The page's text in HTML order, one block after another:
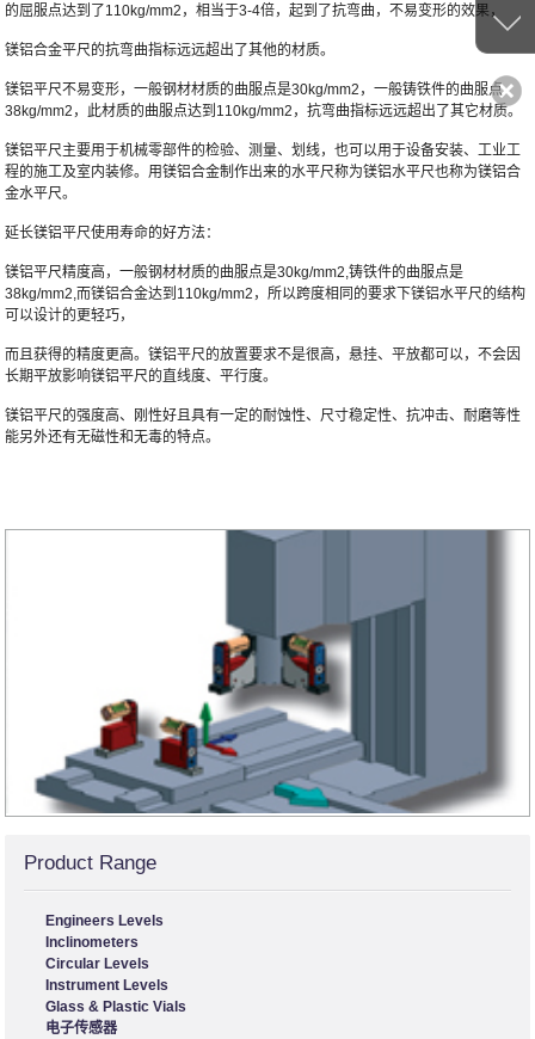
的屈服点达到了110kg/mm2，相当于3-4倍，起到了抗弯曲，不易变形的效果，
镁铝合金平尺的抗弯曲指标远远超出了其他的材质。
镁铝平尺不易变形，一般钢材材质的曲服点是30kg/mm2，一般铸铁件的曲服点
38kg/mm2，此材质的曲服点达到110kg/mm2，抗弯曲指标远远超出了其它材质。
镁铝平尺主要用于机械零部件的检验、测量、划线，也可以用于设备安装、工业工
程的施工及室内装修。用镁铝合金制作出来的水平尺称为镁铝水平尺也称为镁铝合
金水平尺。
延长镁铝平尺使用寿命的好方法：
镁铝平尺精度高，一般钢材材质的曲服点是30kg/mm2,铸铁件的曲服点是
38kg/mm2,而镁铝合金达到110kg/mm2，所以跨度相同的要求下镁铝水平尺的结构
可以设计的更轻巧，
而且获得的精度更高。镁铝平尺的放置要求不是很高，悬挂、平放都可以，不会因
长期平放影响镁铝平尺的直线度、平行度。
镁铝平尺的强度高、刚性好且具有一定的耐蚀性、尺寸稳定性、抗冲击、耐磨等性
能另外还有无磁性和无毒的特点。
Product Range
Engineers Levels
Inclinometers
Circular Levels
Instrument Levels
Glass & Plastic Vials
电子传感器